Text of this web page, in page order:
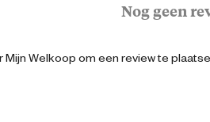
Nog geen
Mijn Welkoop om een review te